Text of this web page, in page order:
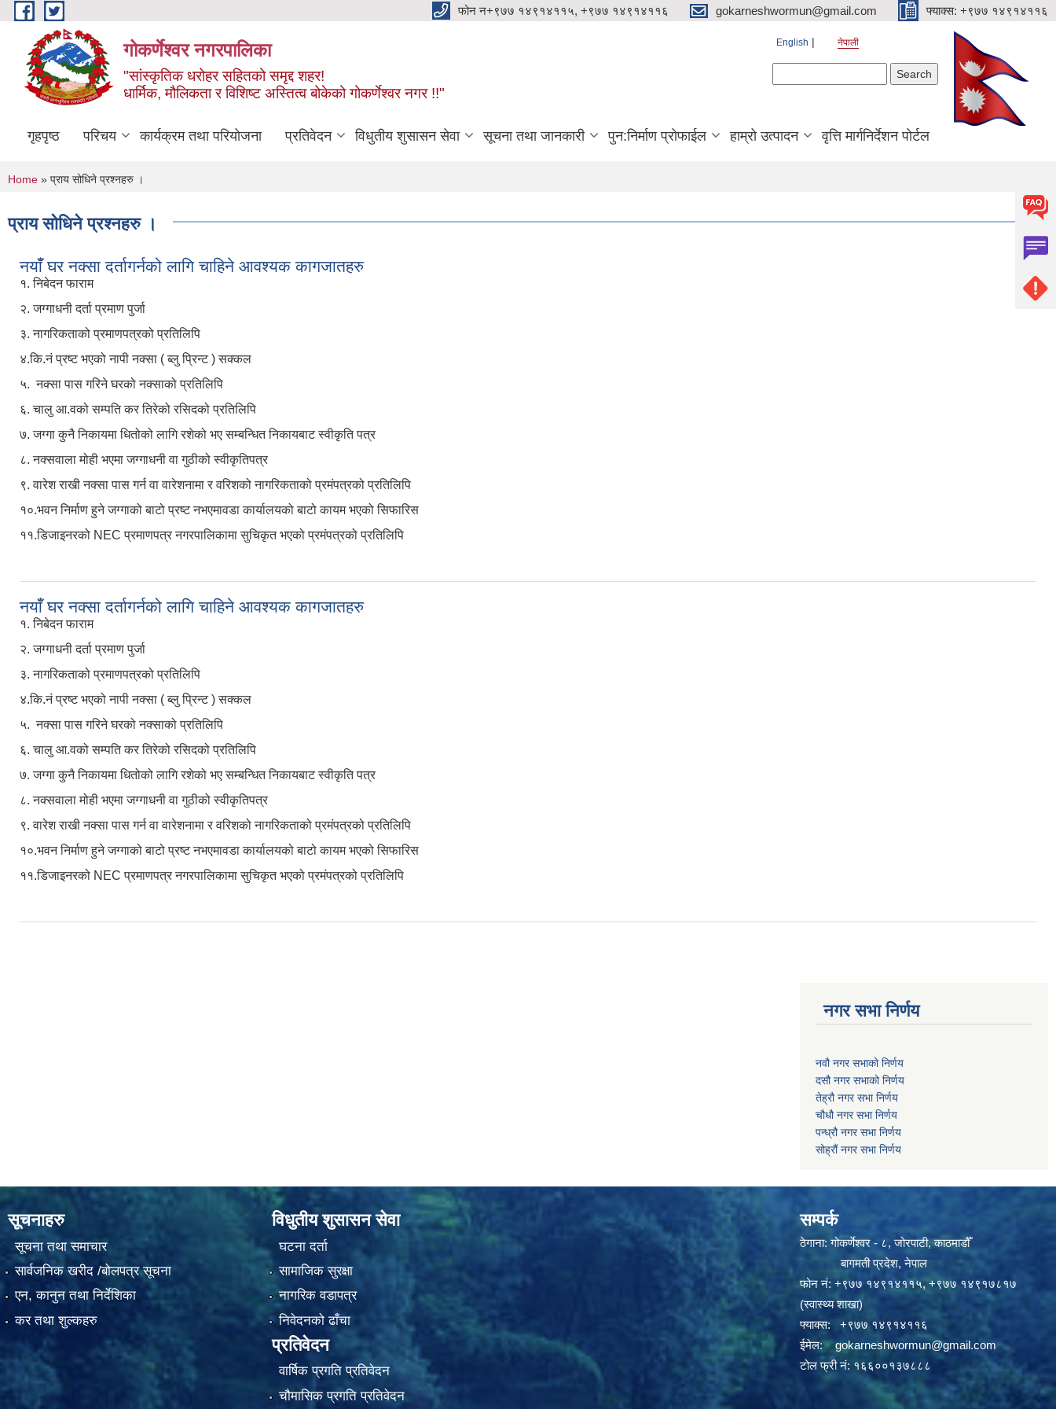
Skip to main content फोन न+९७७ १४९१४११५, +९७७ १४९१४११६ gokarneshwormun@gmail.com फ्याक्स: +९७७ १४९१४११६
गोकर्णेश्वर नगरपालिका
"सांस्कृतिक धरोहर सहितको समृद्द शहर!
धार्मिक, मौलिकता र विशिष्ट अस्तित्व बोकेको गोकर्णेश्वर नगर !!"
English नेपाली
गृहपृष्ठ परिचय कार्यक्रम तथा परियोजना प्रतिवेदन विधुतीय शुसासन सेवा सूचना तथा जानकारी पुन:निर्माण प्रोफाईल हाम्रो उत्पादन वृत्ति मार्गनिर्देशन पोर्टल
You are here
Home » प्राय सोधिने प्रश्नहरु ।
प्राय सोधिने प्रश्नहरु ।
नयाँँ घर नक्सा दर्तागर्नको लागि चाहिने आवश्यक कागजातहरु
१. निबेदन फाराम
२. जग्गाधनी दर्ता प्रमाण पुर्जा
३. नागरिकताको प्रमाणपत्रको प्रतिलिपि
४.कि.नं प्रष्ट भएको नापी नक्सा ( ब्लु प्रिन्ट ) सक्कल
५. नक्सा पास गरिने घरको नक्साको प्रतिलिपि
६. चालु आ.वको सम्पति कर तिरेको रसिदको प्रतिलिपि
७. जग्गा कुनै निकायमा धितोको लागि रशेको भए सम्बन्धित निकायबाट स्वीकृति पत्र
८. नक्सवाला मोही भएमा जग्गाधनी वा गुठीको स्वीकृतिपत्र
९. वारेश राखी नक्सा पास गर्न वा वारेशनामा र वरिशको नागरिकताको प्रमंपत्रको प्रतिलिपि
१०.भवन निर्माण हुने जग्गाको बाटो प्रष्ट नभएमावडा कार्यालयको बाटो कायम भएको सिफारिस
११.डिजाइनरको NEC प्रमाणपत्र नगरपालिकामा सुचिकृत भएको प्रमंपत्रको प्रतिलिपि
नयाँँ घर नक्सा दर्तागर्नको लागि चाहिने आवश्यक कागजातहरु
१. निबेदन फाराम
२. जग्गाधनी दर्ता प्रमाण पुर्जा
३. नागरिकताको प्रमाणपत्रको प्रतिलिपि
४.कि.नं प्रष्ट भएको नापी नक्सा ( ब्लु प्रिन्ट ) सक्कल
५. नक्सा पास गरिने घरको नक्साको प्रतिलिपि
६. चालु आ.वको सम्पति कर तिरेको रसिदको प्रतिलिपि
७. जग्गा कुनै निकायमा धितोको लागि रशेको भए सम्बन्धित निकायबाट स्वीकृति पत्र
८. नक्सवाला मोही भएमा जग्गाधनी वा गुठीको स्वीकृतिपत्र
९. वारेश राखी नक्सा पास गर्न वा वारेशनामा र वरिशको नागरिकताको प्रमंपत्रको प्रतिलिपि
१०.भवन निर्माण हुने जग्गाको बाटो प्रष्ट नभएमावडा कार्यालयको बाटो कायम भएको सिफारिस
११.डिजाइनरको NEC प्रमाणपत्र नगरपालिकामा सुचिकृत भएको प्रमंपत्रको प्रतिलिपि
नगर सभा निर्णय
नवौ नगर सभाको निर्णय
दसौ नगर सभाको निर्णय
तेह्रौ नगर सभा निर्णय
चौधौ नगर सभा निर्णय
पन्ध्रौ नगर सभा निर्णय
सोह्रौं नगर सभा निर्णय
सूचनाहरु
सूचना तथा समाचार
सार्वजनिक खरीद /बोलपत्र सूचना
एन, कानुन तथा निर्देशिका
कर तथा शुल्कहरु
विधुतीय शुसासन सेवा
घटना दर्ता
सामाजिक सुरक्षा
नागरिक वडापत्र
निवेदनको ढाँचा
प्रतिवेदन
वार्षिक प्रगति प्रतिवेदन
चौमासिक प्रगति प्रतिवेदन
सम्पर्क
ठेगाना: गोकर्णेश्वर - ८, जोरपाटी, काठमाडौँ
बागमती प्रदेश, नेपाल
फोन नं: +९७७ १४९१४११५,+९७७ १४९१७८१७
(स्वास्थ्य शाखा)
फ्याक्स: +९७७ १४९१४११६
ईमेल:gokarneshwormun@gmail.com
टोल फ्री नं: १६६००१३७८८८